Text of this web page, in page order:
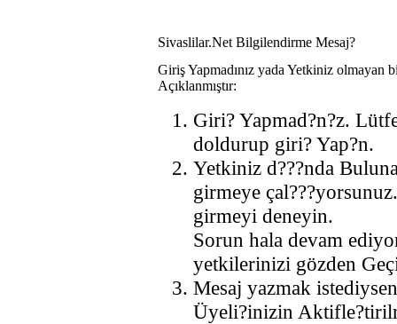
Sivaslilar.Net Bilgilendirme Mesaj?
Giriş Yapmadınız yada Yetkiniz olmayan
Açıklanmıştır:
Giri? Yapmad?n?z.
doldurup giri? Yap?n.
Yetkiniz d???nda
girmeye
girmeyi deneyin.
Sorun hala devam
yetkilerinizi gözden
Mesaj yazmak
Üyeli?inizin